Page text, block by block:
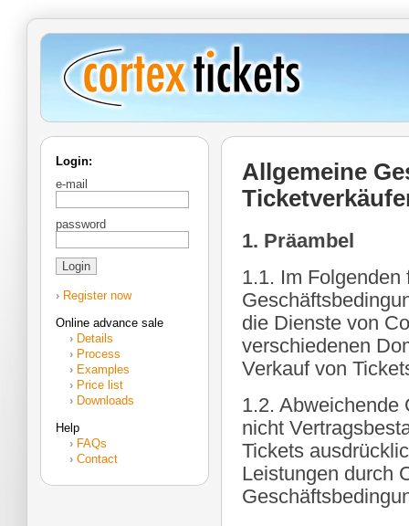
Login:
e-mail
password
› Register now
Online advance sale
› Details
› Process
› Examples
› Price list
› Downloads
Help
› FAQs
› Contact
Allgemeine
1. Präambel
1.1. Im
die Dienste von
verschiedenen
Verkauf von
1.2. Abweichende
nicht
Tickets
Leistungen durch